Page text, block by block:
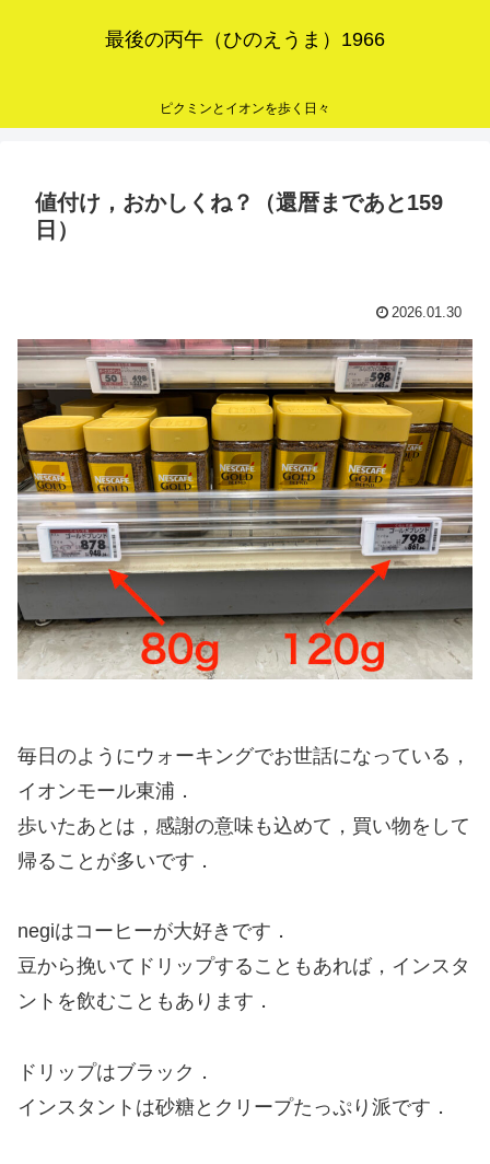
最後の丙午（ひのえうま）1966
ピクミンとイオンを歩く日々
値付け，おかしくね？（還暦まであと159
日）
2026.01.30
毎日のようにウォーキングでお世話になっている，
イオンモール東浦．
歩いたあとは，感謝の意味も込めて，買い物をして
帰ることが多いです．
negiはコーヒーが大好きです．
豆から挽いてドリップすることもあれば，インスタ
ントを飲むこともあります．
ドリップはブラック．
インスタントは砂糖とクリープたっぷり派です．